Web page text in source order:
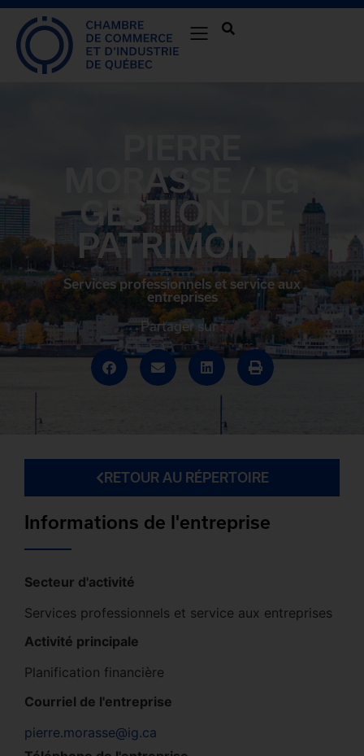
MORASSE / IG
GESTION DE
PATRIMOINE
Services professionnels et service aux
entreprises
Partager sur :
RETOUR AU RÉPERTOIRE
Informations de l'entreprise
Secteur d'activité
Services professionnels et service aux entreprises
Activité principale
Planification financière
Courriel de l'entreprise
pierre.morasse@ig.ca